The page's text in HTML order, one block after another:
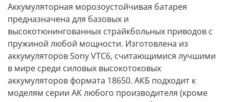
Аккумуляторная морозоустойчивая батарея
предназначена для базовых и
высокотюнингованных страйкбольных приводов с
пружиной любой мощности. Изготовлена из
аккумуляторов Sony VTC6, считающимися лучшими
в мире среди силовых высокотоковых
аккумуляторов формата 18650. АКБ подходит к
моделям серии АК любого производителя (кроме